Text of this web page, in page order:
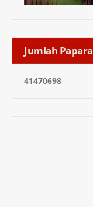
Jumlah
41470698